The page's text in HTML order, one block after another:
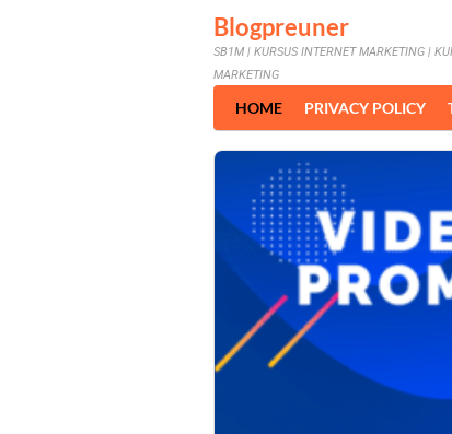
Blogpreuner
SB1M | KURSUS INTERNET MARKETING |
MARKETING
HOME PRIVACY POLICY